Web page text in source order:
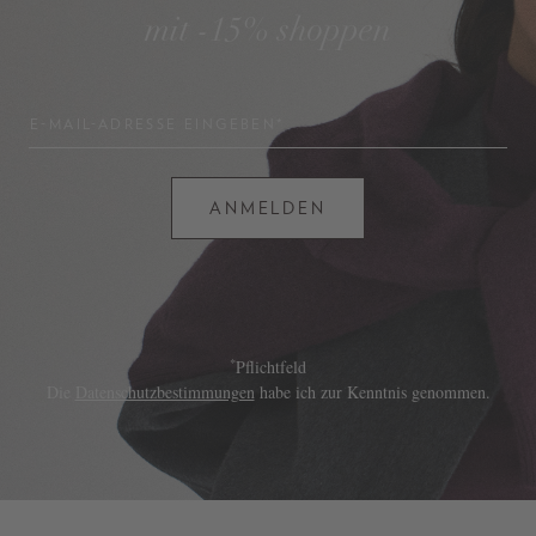
ANMELDEN
*Pflichtfeld
Datenschutzbestimmungen habe ich zur Kenntnis genommen.